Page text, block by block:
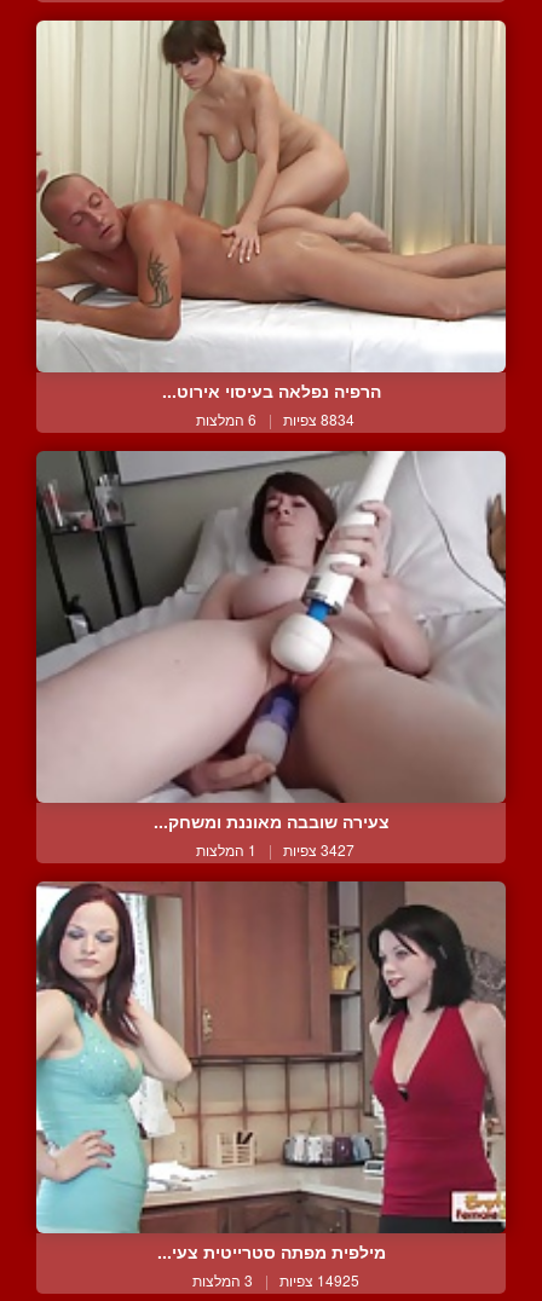
הרפיה נפלאה בעיסוי אירוט...
8834 צפיות | 6 המלצות
צעירה שובבה מאוננת ומשחק...
3427 צפיות | 1 המלצות
מילפית מפתה סטרייטית צעי...
14925 צפיות | 3 המלצות